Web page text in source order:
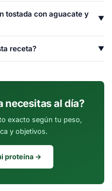
provienen de proteína
tostada con aguacate y
▼
en recipiente hermético.
receta? ▼
necesitas al día?
exacto según tu peso,
y objetivos.
proteína →